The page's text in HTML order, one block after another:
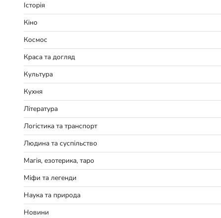
Історія
Кіно
Космос
Краса та догляд
Культура
Кухня
Література
Логістика та транспорт
Людина та суспільство
Магія, езотерика, таро
Міфи та легенди
Наука та природа
Новини